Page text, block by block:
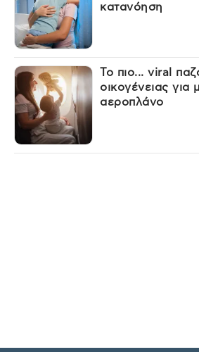
κατανόηση
Το πιο... viral
οικογένειας για
αεροπλάνο